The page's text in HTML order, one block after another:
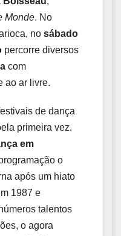
Monde. No
no sábado
percorre diversos
com
ao ar livre.
de dança
primeira vez.
em
o
após um hiato
1987 e
talentos
o agora